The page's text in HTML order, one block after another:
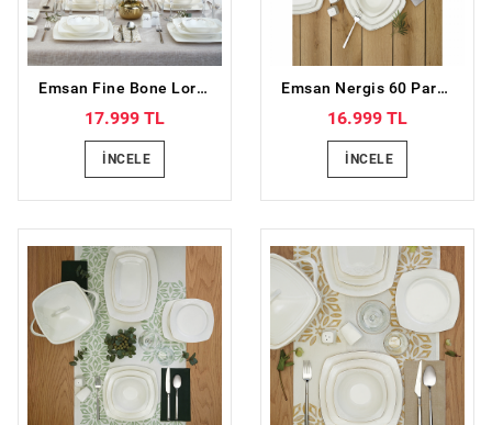
Emsan Fine Bone Lorella Gold 61 Parça 12 Kişilik Yemek Takımı
17.999 TL
İNCELE
Emsan Nergis 60 Parça 12 Kişilik Porselen Yemek Takımı
16.999 TL
İNCELE